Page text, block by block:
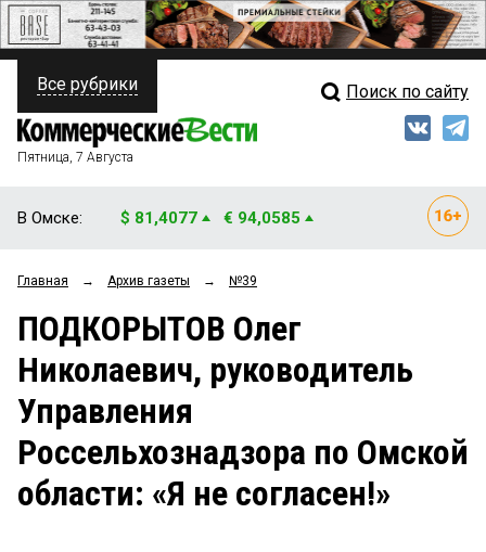
ПОЛИТИКА
ФИНАНСЫ
ОБЩЕСТВО
ЗАКОН
НОВОСТИ КОМПАНИЙ
СТИЛЬ ЖИЗНИ
Свежий выпуск
Рейтинги
Блоги
Все рубрики Поиск по сайту
Пятница, 7 Августа
В Омске: $ 81,4077 € 94,0585
Главная → Архив газеты → №39
ПОДКОРЫТОВ Олег
Николаевич, руководитель
Управления
Россельхознадзора по Омской
области: «Я не согласен!»